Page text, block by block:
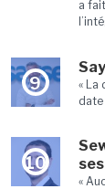
a
9
« La
date
10
«